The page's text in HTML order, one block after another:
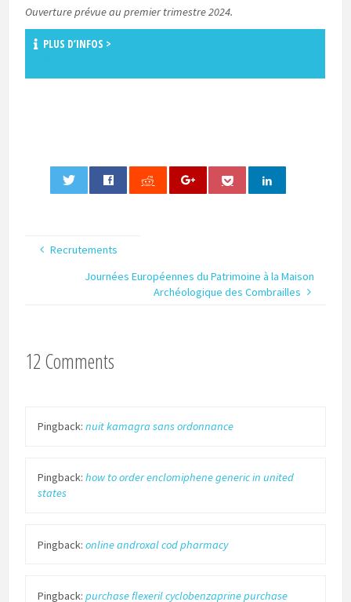
Ouverture prévue au premier trimestre 2024.
PLUS D’INFOS >
Recrutements
Journées Européennes du Patrimoine à la Maison
Archéologique des Combrailles
12 Comments
Pingback: nuit kamagra sans ordonnance
Pingback: how to order enclomiphene generic in united
states
Pingback: online androxal cod pharmacy
Pingback: purchase flexeril cyclobenzaprine purchase